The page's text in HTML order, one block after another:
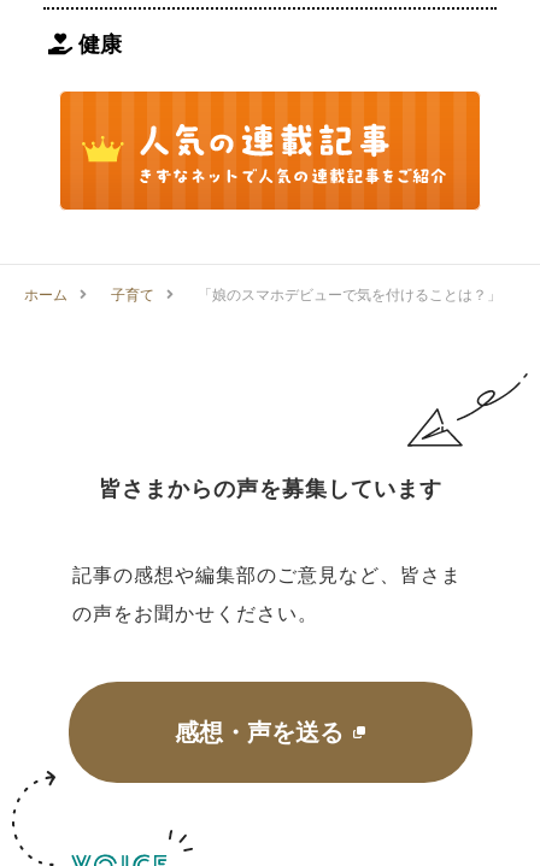
健康
ホーム 子育て 「娘のスマホデビューで気を付けることは？」
皆さまからの声を募集しています
記事の感想や編集部のご意見など、皆さま
の声をお聞かせください。
感想・声を送る